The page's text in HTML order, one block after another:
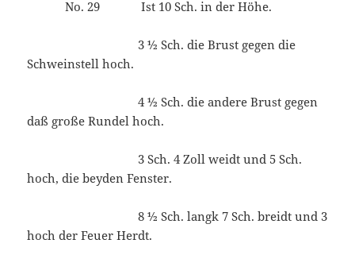
No. 29 Ist 10 Sch. in der Höhe.
3 ½ Sch. die Brust gegen die
Schweinstell hoch.
4 ½ Sch. die andere Brust gegen
daß große Rundel hoch.
3 Sch. 4 Zoll weidt und 5 Sch.
hoch, die beyden Fenster.
8 ½ Sch. langk 7 Sch. breidt und 3
hoch der Feuer Herdt.